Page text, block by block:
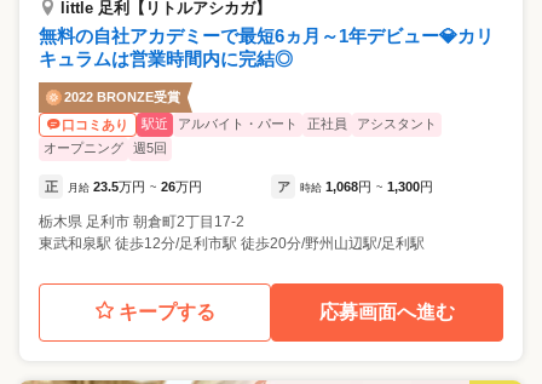
little 足利【リトルアシカガ】
無料の自社アカデミーで最短6ヵ月～1年デビュー💎カリ
キュラムは営業時間内に完結◎
2022 BRONZE受賞
口コミあり
駅近 アルバイト・パート 正社員
アシスタント
オープニング
週5回
正 月給 23.5万円 ~ 26万円 ア 時給 1,068円 ~ 1,300円
栃木県 足利市 朝倉町2丁目17-2
東武和泉駅 徒歩12分/足利市駅 徒歩20分/野州山辺駅/足利駅
キープする 応募画面へ進む